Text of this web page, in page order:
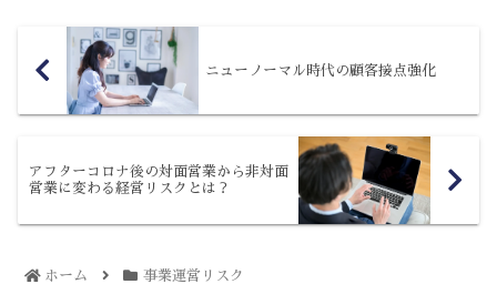
ニューノーマル時代の顧客接点強化
アフターコロナ後の対面営業から非対面
営業に変わる経営リスクとは？
ホーム 事業運営リスク